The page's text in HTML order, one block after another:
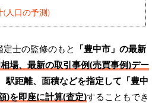
(人口の予測)
士の監修のもと 「豊中市」の最新
場、最新の取引事例(売買事例)デー
駅距離、面積などを指定して「豊中
)を即座に計算(査定)することもでき